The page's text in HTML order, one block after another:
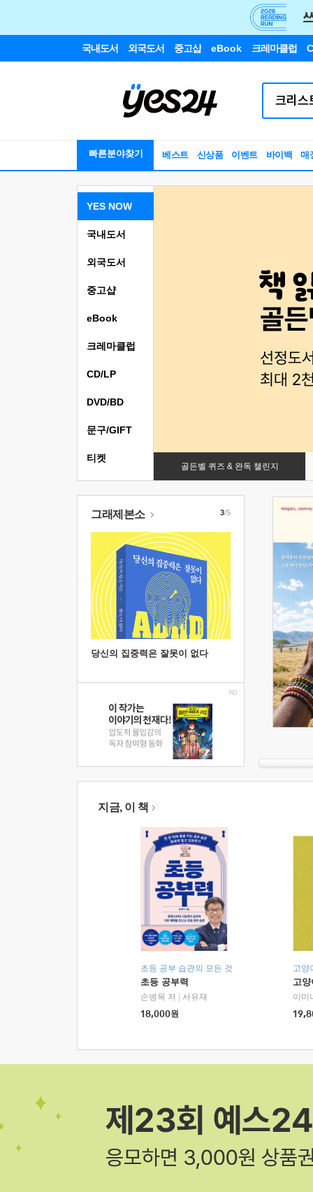
국내도서 외국도서 중고샵 eBook 크레마클럽
빠른분야찾기 베스트 신상품 이벤트 바이백 매
YES NOW
골든벨 퀴즈 & 완독 챌린지
국내도서
외국도서
중고샵
eBook
크레마클럽
CD/LP
DVD/BD
문구/GIFT
티켓
그래제본소
당신의 집중력은 잘못이 없다
3/5
지금, 이 책
초등 공부 습관의 모든 것
초등 공부력
손병목 저
서유재
18,000원
고양
고
이미